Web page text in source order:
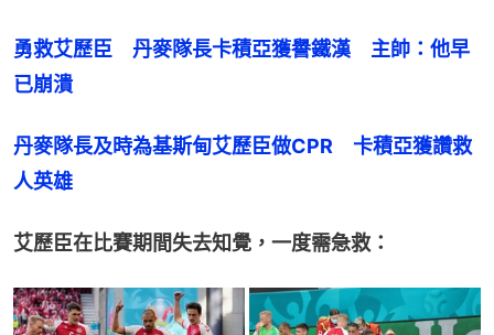
勇救艾歷臣　丹麥隊長卡積亞獲譽鐵漢　主帥：他早
已崩潰
丹麥隊長及時為基斯甸艾歷臣做CPR　卡積亞獲讚救
人英雄
艾歷臣在比賽期間失去知覺，一度需急救：